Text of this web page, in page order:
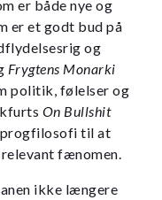
er både nye og
er et godt bud på
og
Frygtens Monarki
politik, følelser og
On Bullshit
til at
fænomen.
ikke længere